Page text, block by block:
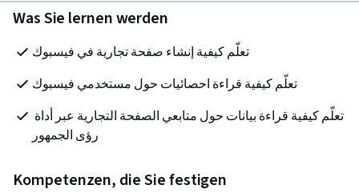
Was Sie lernen werden
تعلّم كيفية إنشاء صفحة تجارية في فيسبوك
تعلّم كيفية قراءة احصائيات حول مستخدمي فيسبوك
رؤى الجمهور
Kompetenzen, die Sie festigen